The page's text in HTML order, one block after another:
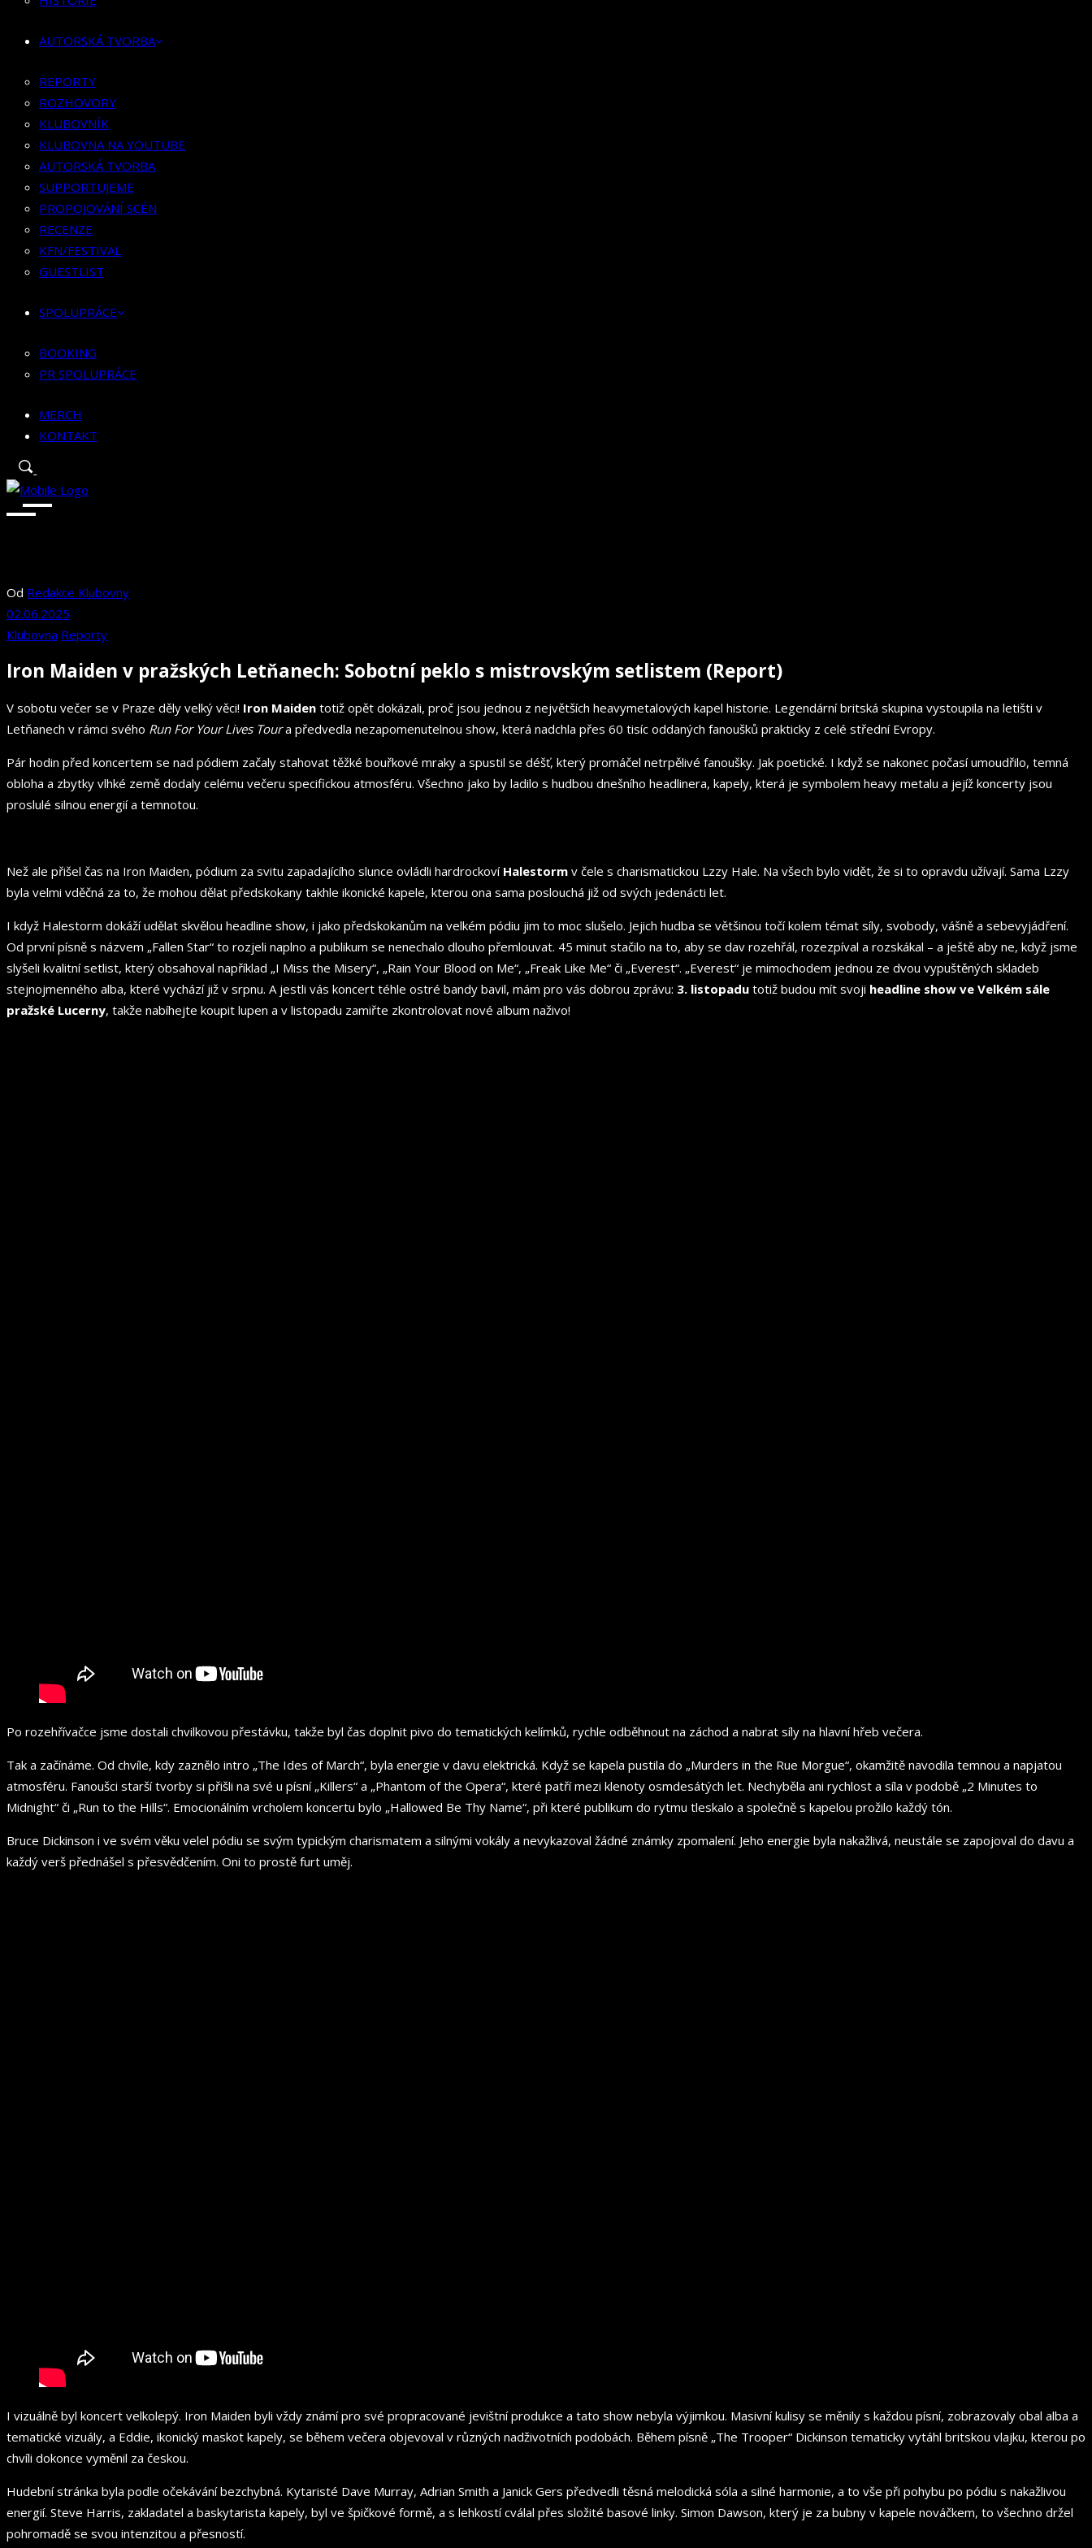
KLUBOVNA NA YOUTUBE
SUPPORTUJEME
PROPOJOVÁNÍ SCÉN
RECENZE
KFN/FESTIVAL
GUESTLIST
SPOLUPRÁCE
BOOKING
PR SPOLUPRÁCE
MERCH
AUTORSKÁ TVORBA
REPORTY
ROZHOVORY
KLUBOVNÍK
KLUBOVNA NA YOUTUBE
AUTORSKÁ TVORBA
SUPPORTUJEME
PROPOJOVÁNÍ SCÉN
RECENZE
KFN/FESTIVAL
GUESTLIST
SPOLUPRÁCE
BOOKING
PR SPOLUPRÁCE
MERCH
KONTAKT
Od Redakce Klubovny
02.06.2025
Klubovna Reporty
Iron Maiden v pražských Letňanech: Sobotní peklo s mistrovským setlistem (Report)
V sobotu večer se v Praze děly velký věci! Iron Maiden totiž opět dokázali, proč jsou jednou z největších heavymetalových kapel historie. Legendární britská skupina vystoupila na letišti v
Letňanech v rámci svého Run For Your Lives Toura předvedla nezapomenutelnou show, která nadchla přes 60 tisíc oddaných fanoušků prakticky z celé střední Evropy.
Pár hodin před koncertem se nad pódiem začaly stahovat těžké bouřkové mraky a spustil se déšť, který promáčel netrpělivé fanoušky. Jak poetické. I když se nakonec počasí umoudřilo, temná
obloha a zbytky vlhké země dodaly celému večeru specifickou atmosféru. Všechno jako by ladilo s hudbou dnešního headlinera, kapely, která je symbolem heavy metalu a jejíž koncerty jsou
proslulé silnou energií a temnotou.
Než ale přišel čas na Iron Maiden, pódium za svitu zapadajícího slunce ovládli hardrockoví Halestorm v čele s charismatickou Lzzy Hale. Na všech bylo vidět, že si to opravdu užívají. Sama Lzzy
byla velmi vděčná za to, že mohou dělat předskokany takhle ikonické kapele, kterou ona sama poslouchá již od svých jedenácti let.
I když Halestorm dokáží udělat skvělou headline show, i jako předskokanům na velkém pódiu jim to moc slušelo. Jejich hudba se většinou točí kolem témat síly, svobody, vášně a sebevyjádření.
Od první písně s názvem „Fallen Star“ to rozjeli naplno a publikum se nenechalo dlouho přemlouvat. 45 minut stačilo na to, aby se dav rozehřál, rozezpíval a rozskákal –⁠⁠⁠⁠⁠⁠ a ještě aby ne, když jsme
slyšeli kvalitní setlist, který obsahoval například „I Miss the Misery“, „Rain Your Blood on Me“, „Freak Like Me“ či „Everest“. „Everest“ je mimochodem jednou ze dvou vypuštěných skladeb
stejnojmenného alba, které vychází již v srpnu. A jestli vás koncert téhle ostré bandy bavil, mám pro vás dobrou zprávu: 3. listopadu totiž budou mít svoji headline show ve Velkém sále
pražské Lucerny, takže nabíhejte koupit lupen a v listopadu zamiřte zkontrolovat nové album naživo!
Po rozehřívačce jsme dostali chvilkovou přestávku, takže byl čas doplnit pivo do tematických kelímků, rychle odběhnout na záchod a nabrat síly na hlavní hřeb večera.
Tak a začínáme. Od chvíle, kdy zaznělo intro „The Ides of March“, byla energie v davu elektrická. Když se kapela pustila do „Murders in the Rue Morgue“, okamžitě navodila temnou a napjatou
atmosféru. Fanoušci starší tvorby si přišli na své u písní „Killers“ a „Phantom of the Opera“, které patří mezi klenoty osmdesátých let. Nechyběla ani rychlost a síla v podobě „2 Minutes to
Midnight“ či „Run to the Hills“. Emocionálním vrcholem koncertu bylo „Hallowed Be Thy Name“, při které publikum do rytmu tleskalo a společně s kapelou prožilo každý tón.
Bruce Dickinson i ve svém věku velel pódiu se svým typickým charismatem a silnými vokály a nevykazoval žádné známky zpomalení. Jeho energie byla nakažlivá, neustále se zapojoval do davu a
každý verš přednášel s přesvědčením. Oni to prostě furt uměj.
I vizuálně byl koncert velkolepý. Iron Maiden byli vždy známí pro své propracované jevištní produkce a tato show nebyla výjimkou. Masivní kulisy se měnily s každou písní, zobrazovaly obal alba a
tematické vizuály, a Eddie, ikonický maskot kapely, se během večera objevoval v různých nadživotních podobách. Během písně „The Trooper“ Dickinson tematicky vytáhl britskou vlajku, kterou po
chvíli dokonce vyměnil za českou.
Hudební stránka byla podle očekávání bezchybná. Kytaristé Dave Murray, Adrian Smith a Janick Gers předvedli těsná melodická sóla a silné harmonie, a to vše při pohybu po pódiu s nakažlivou
energií. Steve Harris, zakladatel a baskytarista kapely, byl ve špičkové formě, a s lehkostí cválal přes složité basové linky. Simon Dawson, který je za bubny v kapele nováčkem, to všechno držel
pohromadě se svou intenzitou a přesností.